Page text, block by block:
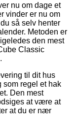
nu om dage et
vinder er nu om
så selv henter
Metoden er
den mest
Classic
til dit hus
som regel et hak
Den mest
at være at
at du er nær